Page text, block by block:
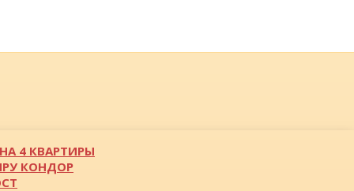
4 КВАРТИРЫ
КОНДОР